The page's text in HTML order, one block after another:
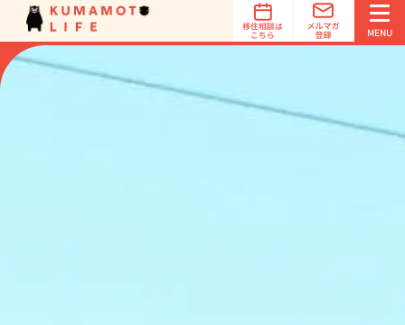
MENU
オススメ地域診断